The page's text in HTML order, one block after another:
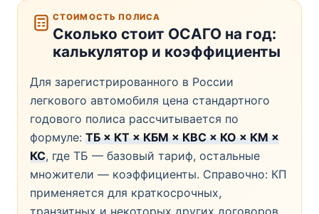
СТОИМОСТЬ ПОЛИСА
Сколько стоит ОСАГО на год:
калькулятор и коэффициенты
Для зарегистрированного в России
легкового автомобиля цена стандартного
годового полиса рассчитывается по
формуле: ТБ × КТ × КБМ × КВС × КО × КМ ×
КС, где ТБ — базовый тариф, остальные
множители — коэффициенты. Справочно: КП
применяется для краткосрочных,
транзитных и некоторых других договоров,